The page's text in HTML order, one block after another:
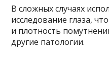
В сложных случаях
исследование глаза,
и плотность
другие патологии.